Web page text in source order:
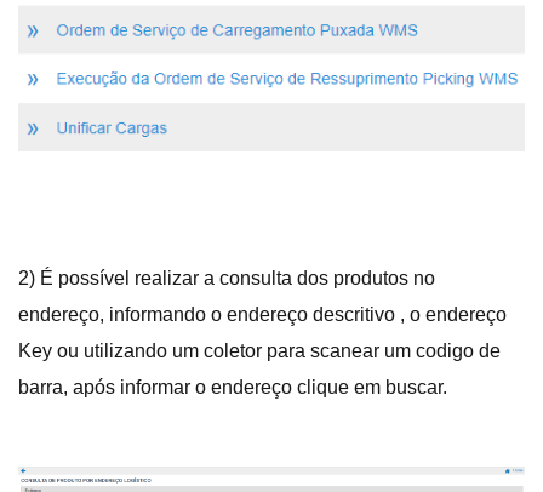
2) É possível realizar a consulta dos produtos no
endereço, informando o endereço descritivo , o endereço
Key ou utilizando um coletor para scanear um codigo de
barra, após informar o endereço clique em buscar.